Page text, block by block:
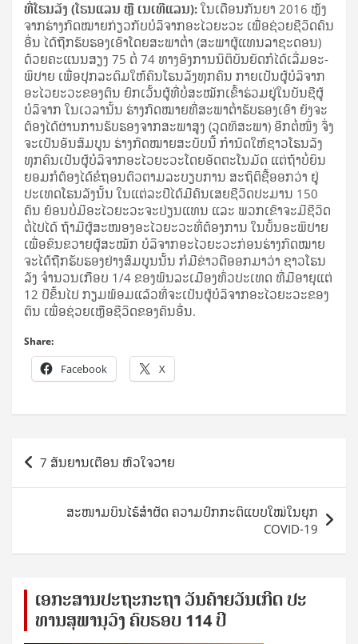
ທີ່​ໂຮນ​ລັງ (ໂຮນ​ແລນ ຫຼື ເນ​ເທີ​ແລນ): ໃນ​ເດືອນ​ກັນ­ຍາ 2016 ຫຼັງ​
ຈາກ​ຮ່າງ​ກົດ­ໝາຍ​ກ່ຽວ​ກັບ​ບໍ­ລິ­ຈາກ​ອະ​ໄວ​ຍະ​ວະ ເພື່ອ​ຊ່ວຍ​ຊີ­ວິດ​ຄົນ​
ອື່ນ ໄດ້​ຖືກ​ຮັບ­ຮອງ​ເອົາ​ໂດຍ​ສະ­ພາ​ຕ່ຳ (ສະ­ພາ​ຜູ້​ແທນ​ລາ­ຊະ​ດອນ)
ດ້ວຍ​ຄະ­ແນນ​ສຽງ 75 ຕໍ່ 74 ທາງ​ອົງ­ການ​ນິ­ຕິ­ບັນ­ຍັດ​ກໍ​ໄດ້​ເລີ່ມ​ອະ­
ພິ­ປາຍ ເພື່ອ​ປຸກ­ລະ­ດົມ​ໃຫ້​ຄົນ​ໂຮນ​ລັງ​ທຸກ​ຄົນ ກາຍ­ເປັນ​ຜູ້​ບໍ­ລິ­ຈາກ​
ອະ​ໄວ​ຍະ​ວະ​ຂອງ​ຕົນ ຍົກ­ເວັ້ນ​ຜູ້​ທີ່​ບໍ່​ສະ­ໝັກ​ເຂົ້າ​ຮ່ວມ​ຢູ່​ໃນ​ບັນ­ຊີ​ຜູ້​
ບໍ­ລິ­ຈາກ ໃນ​ເວ­ລາ​ນັ້ນ ຮ່າງ​ກົດ­ໝາຍ​ທີ່​ສະ­ພາ​ຕ່ຳ​ຮັບ­ຮອງ​ເອົາ ຍັງ​ຈະ​
ຕ້ອງ​ໄດ້​ຜ່ານ​ການ​ຮັບ­ຮອງ​ຈາກ​ສະ­ພາ​ສູງ (ວຸດ​ທິ​ສະ­ພາ) ອີກ​ຕໍ່​ໜຶ່ງ ຈຶ່ງ​
ຈະ​ເປັນ​ອັນ​ສົມ­ບູນ ຮ່າງ​ກົດ­ໝາຍ​ສະ­ບັບ​ນີ້ ກຳ­ນົດ​ໃຫ້​ຊາວ​ໂຮນ​ລັງ​
ທຸກ​ຄົນ​ເປັນ​ຜູ້​ບໍ­ລິ­ຈາກ​ອະ​ໄວ​ຍະ​ວະ​ໂດຍ​ອັດ­ຕະ­ໂນ­ມັດ ແຕ່​ຖ້າ​ບໍ່​ຍິນ​
ຍອມ​ກໍ​ຕ້ອງ​ໄດ້​ຂໍ​ຖອນ​ຕົວ​ຕາມ​ລະ­ບຽບ​ການ ສະ­ຖິ­ຕິ​ຊີ້​ອອກ​ວ່າ ຢູ່​
ປະ­ເທດ​ໂຮນ​ລັງ​ນັ້ນ ໃນ​ແຕ່​ລະ​ປີ​ໄດ້​ມີ​ຄົນ​ເສຍ​ຊີ­ວິດ​ປະ­ມານ 150
ຄົນ ຍ້ອນ​ບໍ່​ມີ​ອະ​ໄວ​ຍະ​ວະ​ຈະ​ປ່ຽນ​ແທນ ແລະ ພວກ​ເຂົາ​ຈະ​ມີ​ຊີ­ວິດ​
ຕໍ່​ໄປ​ໄດ້ ຖ້າ​ມີ​ຜູ້​ສະ­ໜອງ​ອະ​ໄວ​ຍະ​ວະ​ທີ່​ຕ້ອງ­ການ ໃນ​ບັ້ນ​ອະ­ພິ­ປາຍ​
ເພື່ອ​ຂົນ­ຂວາຍ​ຜູ້​ສະ­ໝັກ ບໍ­ລິ­ຈາກ​ອະ​ໄວ​ຍະ​ວະ​ກ່ອນ​ຮ່າງ​ກົດ­ໝາຍ
ຈະ​ໄດ້​ຖືກ​ຮັບ­ຮອງ​ຢ່າງ​ສົມ­ບູນ​ນັ້ນ ກໍ​ມີ​ຂ່າວ​ດີ​ອອກ​ມາ​ວ່າ ຊາວ​ໂຮນ​
ລັງ ຈຳ­ນວນ​ເກືອບ 1/4 ຂອງ​ພົນ­ລະ­ເມືອງ​ທົ່ວ​ປະ­ເທດ ທີ່​ມີ​ອາ­ຍຸ​ແຕ່
12 ປີ​ຂຶ້ນ​ໄປ ກຽມ­ພ້ອມ​ແລ້ວ​ທີ່​ຈະ​ເປັນ​ຜູ້​ບໍ­ລິ­ຈາກ​ອະ​ໄວ​ຍະ​ວະ​ຂອງ​
ຕົນ ເພື່ອ​ຊ່ວຍ­ເຫຼືອ​ຊີ­ວິດ​ຂອງ​ຄົນ​ອື່ນ.
Share:
Facebook X
Post
navigation
7 ສັນຍານເຕືອນ ຫົວໃຈວາຍ
ສະໜາມບິນໄຮ້ສຳຜັດ ຄວາມປົກກະຕິແບບໃໝ່ໃນຍຸກ
COVID-19
ເອ​ກະ​ສານ​ປະ​ຖະ​ກະ​ຖ​າ ວັນ​ຄ້າຍ​ວັນ​ເກີດ ປ​ະ​
ທານ​ສຸ​ພາ​ນຸ​ວົງ ຄົບ​ຮອບ 114 ປີ